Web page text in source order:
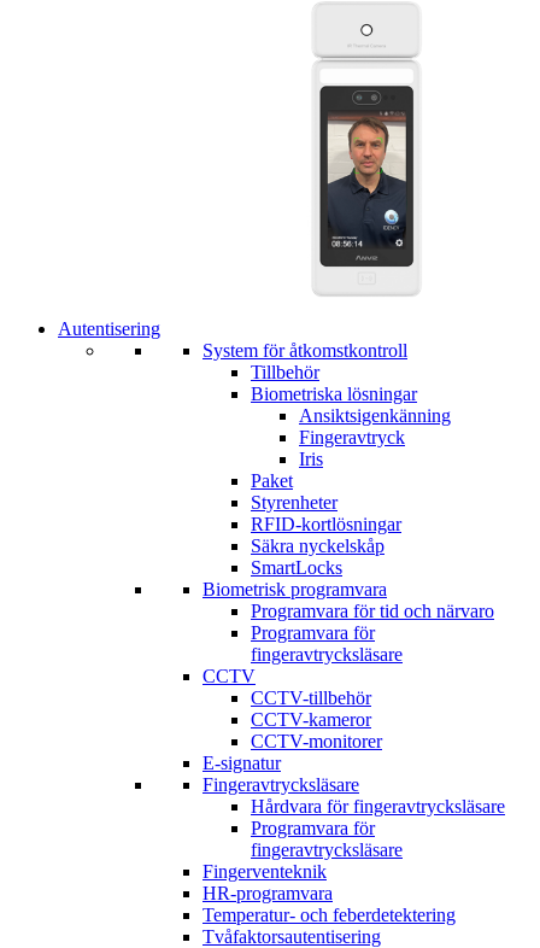
Autentisering
System för åtkomstkontroll
Tillbehör
Biometriska lösningar
Ansiktsigenkänning
Fingeravtryck
Iris
Paket
Styrenheter
RFID-kortlösningar
Säkra nyckelskåp
SmartLocks
Biometrisk programvara
Programvara för tid och närvaro
Programvara för
fingeravtrycksläsare
CCTV
CCTV-tillbehör
CCTV-kameror
CCTV-monitorer
E-signatur
Fingeravtrycksläsare
Hårdvara för fingeravtrycksläsare
Programvara för
fingeravtrycksläsare
Fingerventeknik
HR-programvara
Temperatur- och feberdetektering
Tvåfaktorsautentisering